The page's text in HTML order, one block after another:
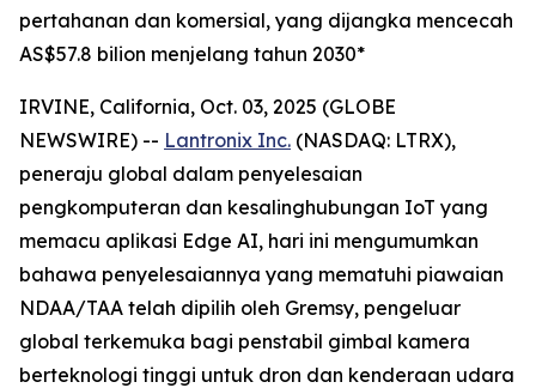
pertahanan dan komersial, yang dijangka mencecah
AS$57.8 bilion menjelang tahun 2030*
IRVINE, California, Oct. 03, 2025 (GLOBE
NEWSWIRE) -- Lantronix Inc. (NASDAQ: LTRX),
peneraju global dalam penyelesaian
pengkomputeran dan kesalinghubungan IoT yang
memacu aplikasi Edge AI, hari ini mengumumkan
bahawa penyelesaiannya yang mematuhi piawaian
NDAA/TAA telah dipilih oleh Gremsy, pengeluar
global terkemuka bagi penstabil gimbal kamera
berteknologi tinggi untuk dron dan kenderaan udara